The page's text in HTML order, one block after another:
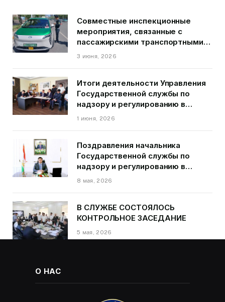
Совместные инспекционные
мероприятия, связанные с
пассажирскими транспортными
средствами на территории
3 июня, 2026
Итоги деятельности Управления
Государственной службы по
надзору и регулированию в
области транспорта ГБАО в
1 июня, 2026
Поздравления начальника
Государственной службы по
надзору и регулированию в
области транспорта Курбонзода
8 мая, 2026
В СЛУЖБЕ СОСТОЯЛОСЬ
КОНТРОЛЬНОЕ ЗАСЕДАНИЕ
5 мая, 2026
О НАС